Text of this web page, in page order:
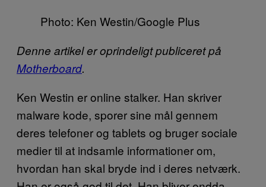
Photo: Ken Westin/Google Plus
Denne artikel er oprindeligt publiceret på
Motherboard.
Ken Westin er online stalker. Han skriver
malware kode, sporer sine mål gennem
deres telefoner og tablets og bruger sociale
medier til at indsamle informationer om,
hvordan han skal bryde ind i deres netværk.